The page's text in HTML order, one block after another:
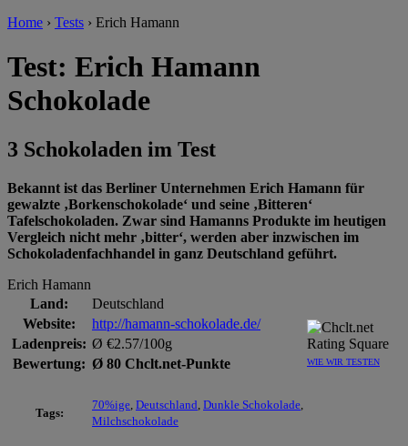
Home › Tests › Erich Hamann
Test: Erich Hamann
Schokolade
3 Schokoladen im Test
Bekannt ist das Berliner Unternehmen Erich Hamann für
gewalzte ‚Borkenschokolade‘ und seine ‚Bitteren‘
Tafelschokoladen. Zwar sind Hamanns Produkte im heutigen
Vergleich nicht mehr ‚bitter‘, werden aber inzwischen im
Schokoladenfachhandel in ganz Deutschland geführt.
Erich Hamann
Land:
Deutschland
WIE WIR TESTEN
Website:
http://hamann-schokolade.de/
Ladenpreis: Ø €2.57/100g
Bewertung: Ø 80 Chclt.net-Punkte
Tags:
70%ige Deutschland Dunkle Schokolade
Milchschokolade